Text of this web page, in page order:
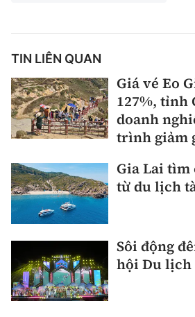
TIN LIÊN QUAN
Giá vé Eo
127%, tỉnh
doanh
trình giảm
Gia Lai
từ du lịch
Sôi động
hội Du lịch